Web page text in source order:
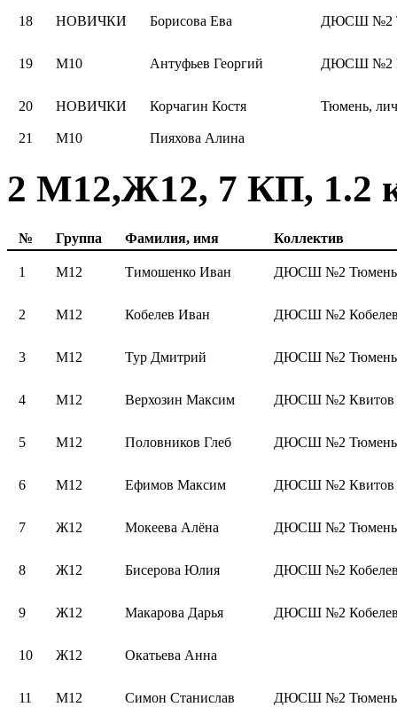
18 НОВИЧКИ Борисова Ева ДЮСШ №2
19 М10 Антуфьев Георгий ДЮСШ №2
20 НОВИЧКИ Корчагин Костя Тюмень,
21 М10 Пияхова Алина
2 М12,Ж12, 7 КП, 1.2
№ Группа Фамилия, имя Коллектив
1 М12 Тимошенко Иван ДЮСШ №2 Тюмень
2 М12 Кобелев Иван ДЮСШ №2
3 М12 Тур Дмитрий ДЮСШ №2 Тюмень
4 М12 Верхозин Максим ДЮСШ №2 Квитов
5 М12 Половников Глеб ДЮСШ №2 Тюмень
6 М12 Ефимов Максим ДЮСШ №2 Квитов
7 Ж12 Мокеева Алёна ДЮСШ №2 Тюмень
8 Ж12 Бисерова Юлия ДЮСШ №2
9 Ж12 Макарова Дарья ДЮСШ №2
10 Ж12 Окатьева Анна
11 М12 Симон Станислав ДЮСШ №2 Тюмень